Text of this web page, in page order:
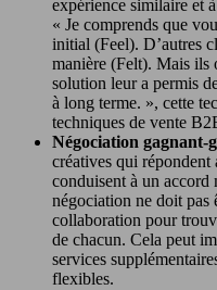
expérience similaire et
« Je comprends que
initial (Feel). D’autres
manière (Felt). Mais ils
solution leur a permis
à long terme. », cette
techniques de vente
Négociation gagnant-
créatives qui répondent
conduisent à un accord
négociation ne doit pas
collaboration pour
de chacun. Cela peut
services
flexibles.